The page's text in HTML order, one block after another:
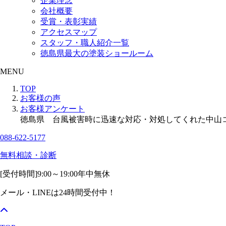
会社概要
受賞・表彰実績
アクセスマップ
スタッフ・職人紹介一覧
徳島県最大の塗装ショールーム
MENU
TOP
お客様の声
お客様アンケート
徳島県 台風被害時に迅速な対応・対処してくれた中山
088-622-5177
無料相談・診断
[受付時間]9:00～19:00年中無休
メール・LINEは24時間受付中！